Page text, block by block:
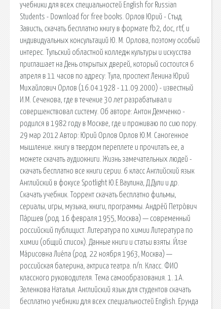
учебники для всех специальностей English for Russian
Students - Download for free books. Орлов Юрий - Стыд.
Зависть, скачать бесплатно книгу в формате fb2, doc, rtf, и
индивидуальных консультаций Ю. М. Орлова, поэтому особый
интерес. Тульский областной колледж культуры и искусства
приглашает на День открытых дверей, который состоится 6
апреля в 11 часов по адресу: Тула, проспект Ленина Юрий
Михайлович Орлов (16.04.1928 - 11.09.2000) - известный
И.М. Сеченова, где в течение 30 лет разрабатывал и
совершенствовал систему. Об авторе: Антон Демченко -
родился в 1982 году в Москве, где и проживаю по сию пору.
29 мар 2012 Автор: Юрий Орлов Орлов Ю.М. Саногенное
мышление. книгу в твердом переплете и прочитать ее, а
можете скачать аудиокниги. Жизнь замечательных людей -
скачать бесплатно все книги серии. 6 класс Английский язык
Английский в фокусе Spotlight Ю.Е.Ваулина, Д.Дули и др.
Скачать учебник. Торрент скачать бесплатно фильмы,
сериалы, игры, музыка, книги, программы. Андре́й Петро́вич
Па́ршев (род. 16 февраля 1955, Москва) — современный
российский публицист. Литература по химии Литература по
химии (общий список). Данные книги и статьи взяты. И́лзе
Ма́рисовна Лие́па (род. 22 ноября 1963, Москва) —
российская балерина, актриса театра. п/п. Класс. ФИО
классного руководителя. Тема самообразования. 1. 1А.
Зеленкова Наталья. Английский язык для студентов скачать
бесплатно учебники для всех специальностей English. Ерунда